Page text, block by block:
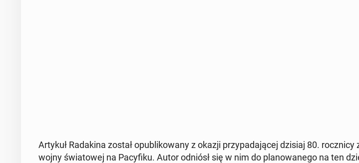
Artykuł Ra­da­ki­na został opu­bli­ko­wa­ny z okazji przy­pa­da­ją­cej dzisiaj 80. rocz­ni­cy
wojny świa­to­wej na Pa­cy­fi­ku. Autor odniósł się w nim do pla­no­wa­ne­go na ten